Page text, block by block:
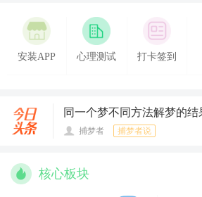
安装APP 心理测试 打卡签到
同一个梦不同方法解梦的结
捕梦者 捕梦者说
核心板块